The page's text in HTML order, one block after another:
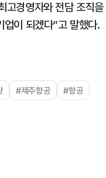
고경영자와 전담 조직
이 되겠다”고 말했다.
#제주항공 #항공